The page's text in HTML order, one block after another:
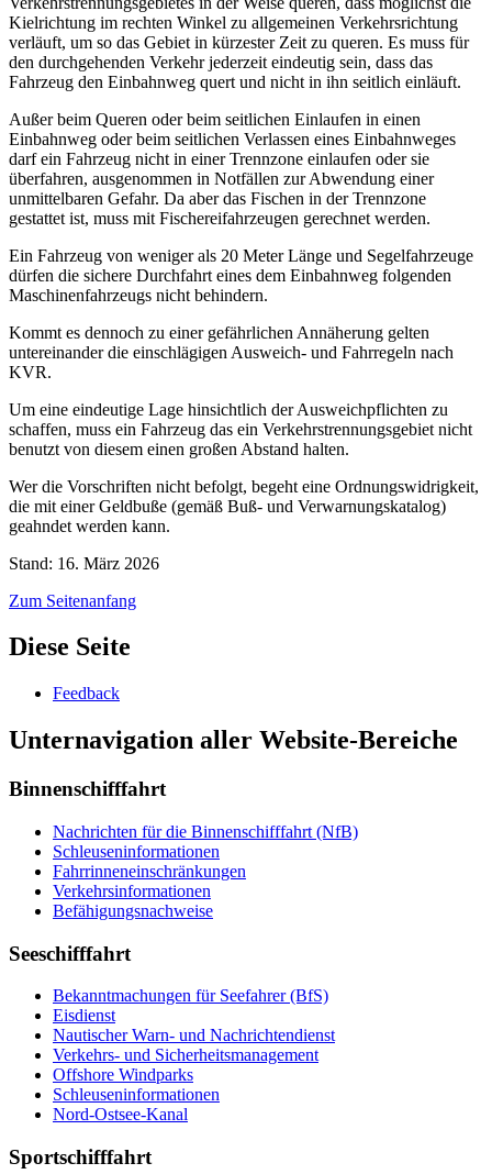
Kielrichtung im rechten Winkel zu allgemeinen Verkehrsrichtung
verläuft, um so das Gebiet in kürzester Zeit zu queren. Es muss für
den durchgehenden Verkehr jederzeit eindeutig sein, dass das
Fahrzeug den Einbahnweg quert und nicht in ihn seitlich einläuft.
Außer beim Queren oder beim seitlichen Einlaufen in einen
Einbahnweg oder beim seitlichen Verlassen eines Einbahnweges
darf ein Fahrzeug nicht in einer Trennzone einlaufen oder sie
überfahren, ausgenommen in Notfällen zur Abwendung einer
unmittelbaren Gefahr. Da aber das Fischen in der Trennzone
gestattet ist, muss mit Fischereifahrzeugen gerechnet werden.
Ein Fahrzeug von weniger als 20 Meter Länge und Segelfahrzeuge
dürfen die sichere Durchfahrt eines dem Einbahnweg folgenden
Maschinenfahrzeugs nicht behindern.
Kommt es dennoch zu einer gefährlichen Annäherung gelten
untereinander die einschlägigen Ausweich- und Fahrregeln nach
KVR.
Um eine eindeutige Lage hinsichtlich der Ausweichpflichten zu
schaffen, muss ein Fahrzeug das ein Verkehrstrennungsgebiet nicht
benutzt von diesem einen großen Abstand halten.
Wer die Vorschriften nicht befolgt, begeht eine Ordnungswidrigkeit,
die mit einer Geldbuße (gemäß Buß- und Verwarnungskatalog)
geahndet werden kann.
Stand: 16. März 2026
Zum Seitenanfang
Diese Seite
Feedback
Unternavigation aller Website-Bereiche
Binnenschifffahrt
Nachrichten für die Binnenschifffahrt (NfB)
Schleuseninformationen
Fahrrinneneinschränkungen
Verkehrsinformationen
Befähigungsnachweise
Seeschifffahrt
Bekanntmachungen für Seefahrer (BfS)
Eisdienst
Nautischer Warn- und Nachrichtendienst
Verkehrs- und Sicherheitsmanagement
Offshore Windparks
Schleuseninformationen
Nord-Ostsee-Kanal
Sportschifffahrt